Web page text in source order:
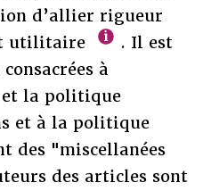
d’allier rigueur
utilitaire
. Il est
à
et la politique
et à la politique
des "miscellanées
des articles sont